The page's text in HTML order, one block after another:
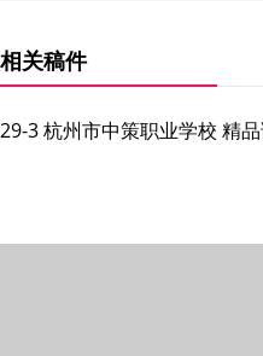
相关稿件
29-3 杭州市中策职业学校 精